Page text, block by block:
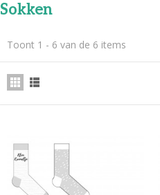
€ 1,99
€ 29,99
HG vlekkenspray extra sterk/
Sokken
Toont 1 - 6 van de 6 items